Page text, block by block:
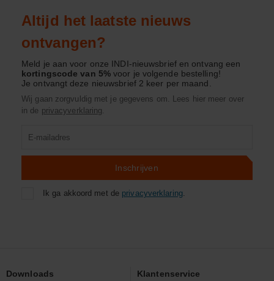
Altijd het laatste nieuws
ontvangen?
Meld je aan voor onze INDI-nieuwsbrief en ontvang een
kortingscode van 5%voor je volgende bestelling!
Je ontvangt deze nieuwsbrief 2 keer per maand.
Wij gaan zorgvuldig met je gegevens om. Lees hier meer over
in de privacyverklaring.
Inschrijven
Ik ga akkoord met de privacyverklaring.
Downloads Klantenservice